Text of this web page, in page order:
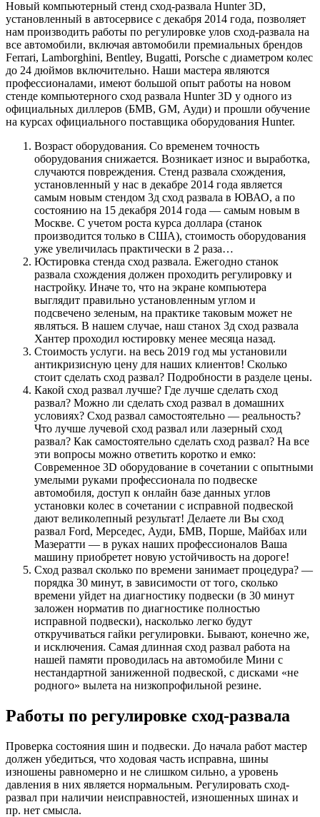
Новый компьютерный стенд сход-развала Hunter 3D,
установленный в автосервисе с декабря 2014 года, позволяет
нам производить работы по регулировке улов сход-развала на
все автомобили, включая автомобили премиальных брендов
Ferrari, Lamborghini, Bentley, Bugatti, Porsche с диаметром колес
до 24 дюймов включительно. Наши мастера являются
профессионалами, имеют большой опыт работы на новом
стенде компьютерного сход развала Hunter 3D у одного из
официальных диллеров (БМВ, GM, Ауди) и прошли обучение
на курсах официального поставщика оборудования Hunter.
Возраст оборудования. Со временем точность
оборудования снижается. Возникает износ и выработка,
случаются повреждения. Стенд развала схождения,
установленный у нас в декабре 2014 года является
самым новым стендом 3д сход развала в ЮВАО, а по
состоянию на 15 декабря 2014 года — самым новым в
Москве. С учетом роста курса доллара (станок
производится только в США), стоимость оборудования
уже увеличилась практически в 2 раза…
Юстировка стенда сход развала. Ежегодно станок
развала схождения должен проходить регулировку и
настройку. Иначе то, что на экране компьютера
выглядит правильно установленным углом и
подсвечено зеленым, на практике таковым может не
являться. В нашем случае, наш станох 3д сход развала
Хантер проходил юстировку менее месяца назад.
Стоимость услуги. на весь 2019 год мы установили
антикризисную цену для наших клиентов! Сколько
стоит сделать сход развал? Подробности в разделе цены.
Какой сход развал лучше? Где лучше сделать сход
развал? Можно ли сделать сход развал в домашних
условиях? Сход развал самостоятельно — реальность?
Что лучше лучевой сход развал или лазерный сход
развал? Как самостоятельно сделать сход развал? На все
эти вопросы можно ответить коротко и емко:
Современное 3D оборудование в сочетании с опытными
умелыми руками профессионала по подвеске
автомобиля, доступ к онлайн базе данных углов
установки колес в сочетании с исправной подвеской
дают великолепный результат! Делаете ли Вы сход
развал Ford, Мерседес, Ауди, БМВ, Порше, Майбах или
Мазератти — в руках наших профессионалов Ваша
машину приобретет новую устойчивость на дороге!
Сход развал сколько по времени занимает процедура? —
порядка 30 минут, в зависимости от того, сколько
времени уйдет на диагностику подвески (в 30 минут
заложен норматив по диагностике полностью
исправной подвески), насколько легко будут
откручиваться гайки регулировки. Бывают, конечно же,
и исключения. Самая длинная сход развал работа на
нашей памяти проводилась на автомобиле Мини с
нестандартной заниженной подвеской, с дисками «не
родного» вылета на низкопрофильной резине.
Работы по регулировке сход-развала
Проверка состояния шин и подвески. До начала работ мастер
должен убедиться, что ходовая часть исправна, шины
изношены равномерно и не слишком сильно, а уровень
давления в них является нормальным. Регулировать сход-
развал при наличии неисправностей, изношенных шинах и
пр. нет смысла.